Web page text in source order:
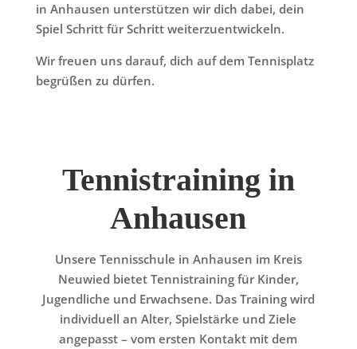
in Anhausen unterstützen wir dich dabei, dein
Spiel Schritt für Schritt weiterzuentwickeln.
Wir freuen uns darauf, dich auf dem Tennisplatz
begrüßen zu dürfen.
Tennistraining in
Anhausen
Unsere Tennisschule in Anhausen im Kreis
Neuwied bietet Tennistraining für Kinder,
Jugendliche und Erwachsene. Das Training wird
individuell an Alter, Spielstärke und Ziele
angepasst – vom ersten Kontakt mit dem